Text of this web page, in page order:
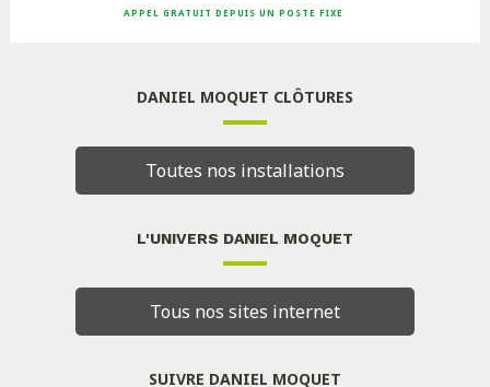
APPEL GRATUIT DEPUIS UN POSTE FIXE
DANIEL MOQUET CLÔTURES
Toutes nos installations
L'UNIVERS DANIEL MOQUET
Tous nos sites internet
SUIVRE DANIEL MOQUET